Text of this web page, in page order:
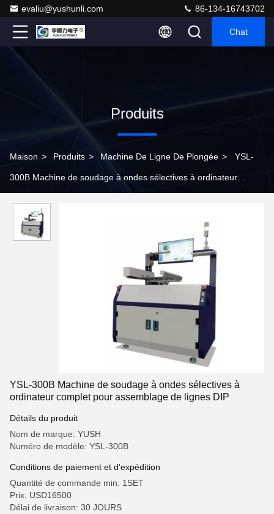
evaliu@yushunli.com 86-134-16743702
Chat
Produits
Maison > Produits > Machine De Ligne De Plongée > YSL-
300B Machine de soudage à ondes sélectives à ordinateur
YSL-300B Machine de soudage à ondes sélectives à
ordinateur complet pour assemblage de lignes DIP
Détails du produit
Nom de marque: YUSH
Numéro de modèle: YSL-300B
Conditions de paiement et d'expédition
Quantité de commande min: 1SET
Prix: USD16500
Délai de livraison: 30 JOURS